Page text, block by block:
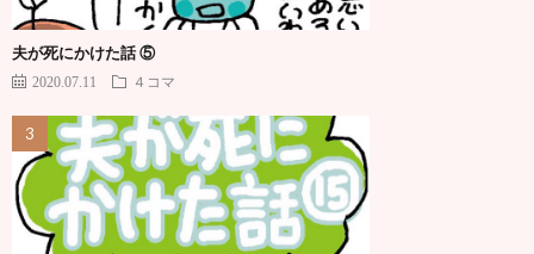
夫が死にかけた話 ⑤
2020.07.11 ４コマ